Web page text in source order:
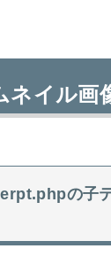
ネイル画
の子